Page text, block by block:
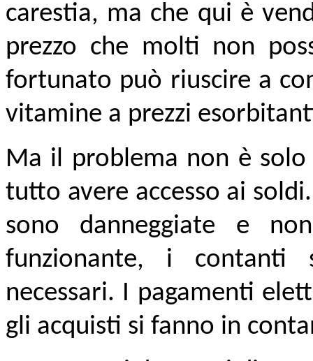
carestia, ma che qui è
prezzo che molti non
fortunato può riuscire a
vitamine a prezzi
Ma il problema non è
tutto avere accesso ai
sono danneggiate e
funzionante, i contanti
necessari. I pagamenti
gli acquisti si fanno in